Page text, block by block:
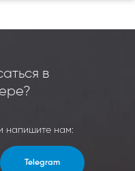
в
напишите нам:
Telegram